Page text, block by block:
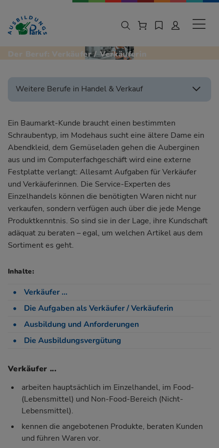
Zur Navigation springen
Zu den Hauptinhalten springen
Der Beruf: Verkäufer / Verkäuferin
Ein Baumarkt-Kunde braucht einen bestimmten
Schraubentyp, im Modehaus sucht eine ältere Dame ein
Abendkleid, dem Gemüseladen gehen die Auberginen
aus und im Computerfachgeschäft wird eine externe
Festplatte verlangt: Allesamt Aufgaben für Verkäufer
und Verkäuferinnen. Die Service-Experten des
Einzelhandels können die benötigten Waren nicht nur
verkaufen, sondern verfügen auch über die jede Menge
Produktkenntnis. So sind sie in der Lage, ihre Kundschaft
adäquat zu beraten – egal, um welchen Artikel aus dem
Sortiment es geht.
Inhalte:
Verkäufer ...
Die Aufgaben als Verkäufer / Verkäuferin
Ausbildung und Anforderungen
Die Ausbildungsvergütung
Verkäufer ...
arbeiten hauptsächlich im Einzelhandel, im Food-
(Lebensmittel) und Non-Food-Bereich (Nicht-
Lebensmittel).
kennen die angebotenen Produkte, beraten Kunden
und führen Waren vor.
Weitere Berufe in Handel & Verkauf